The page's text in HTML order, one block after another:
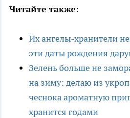
Читайте также:
Их ангелы-хранители
эти даты рождения
Зелень больше не
на зиму: делаю из
чеснока ароматную
хранится годами